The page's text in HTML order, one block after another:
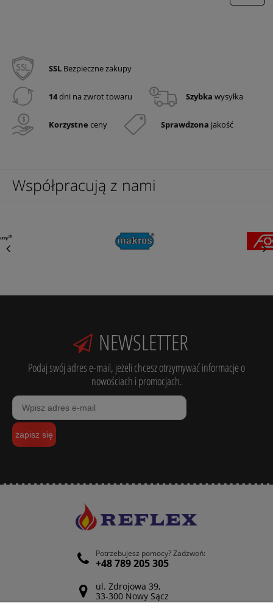
SSL Bezpieczne zakupy
14dni na zwrot towaru Szybka wysyłka
Korzystne ceny Sprawdzona jakość
Współpracują z nami
NEWSLETTER
Podaj swój adres e-mail, jeżeli chcesz otrzymywać informacje o
nowościach i promocjach.
zapisz się
Potrzebujesz pomocy? Zadzwoń:
+48 789 205 305
ul. Zdrojowa 39,
33-300 Nowy Sącz